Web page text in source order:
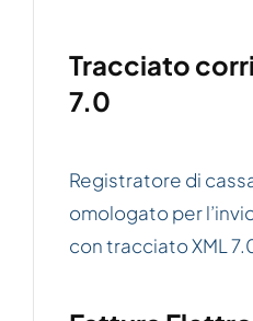
Tracciato
7.0
Registratore di
omologato per
con tracciato XML